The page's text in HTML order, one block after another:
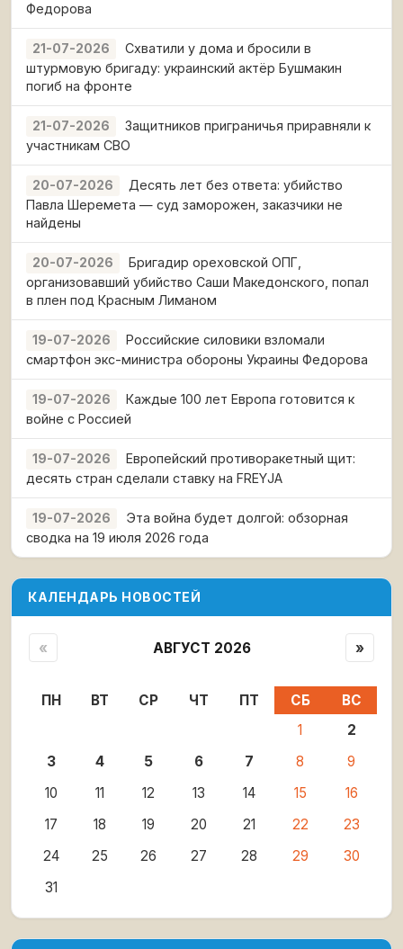
Федорова
21-07-2026
Схватили у дома и бросили в
штурмовую бригаду: украинский актёр Бушмакин
погиб на фронте
21-07-2026
Защитников приграничья приравняли к
участникам СВО
20-07-2026
Десять лет без ответа: убийство
Павла Шеремета — суд заморожен, заказчики не
найдены
20-07-2026
Бригадир ореховской ОПГ,
организовавший убийство Саши Македонского, попал
в плен под Красным Лиманом
19-07-2026
Российские силовики взломали
смартфон экс-министра обороны Украины Федорова
19-07-2026
Каждые 100 лет Европа готовится к
войне с Россией
19-07-2026
Европейский противоракетный щит:
десять стран сделали ставку на FREYJA
19-07-2026
Эта война будет долгой: обзорная
сводка на 19 июля 2026 года
КАЛЕНДАРЬ НОВОСТЕЙ
« АВГУСТ 2026 »
ПН ВТ СР ЧТ ПТ СБ
ВС
1
2
3
4 5 6 7 8
9
10
11 12 13 14 15
16
17
18 19 20 21 22
23
24
25 26 27 28 29
30
31